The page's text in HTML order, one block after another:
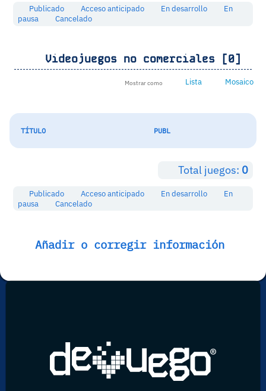
Publicado Acceso anticipado En desarrollo
En
pausa
Cancelado
Videojuegos no comerciales [0]
Mostrar como Lista Mosaico
TÍTULO PUBL
Total juegos: 0
Publicado Acceso anticipado En desarrollo
En
pausa
Cancelado
Añadir o corregir información